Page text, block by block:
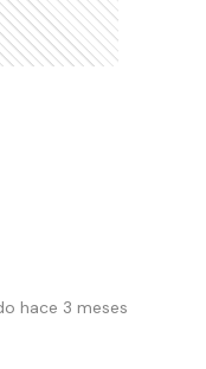
hace 3 meses